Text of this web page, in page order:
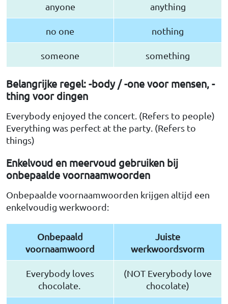
anyone anything
no one nothing
someone something
Belangrijke regel: -body / -one voor mensen, -
thing voor dingen
Everybody enjoyed the concert. (Refers to people)
Everything was perfect at the party. (Refers to
things)
Enkelvoud en meervoud gebruiken bij
onbepaalde voornaamwoorden
Onbepaalde voornaamwoorden krijgen altijd een
enkelvoudig werkwoord:
Onbepaald
voornaamwoord
Juiste
werkwoordsvorm
Everybody loves
chocolate.
(NOT Everybody love
chocolate)